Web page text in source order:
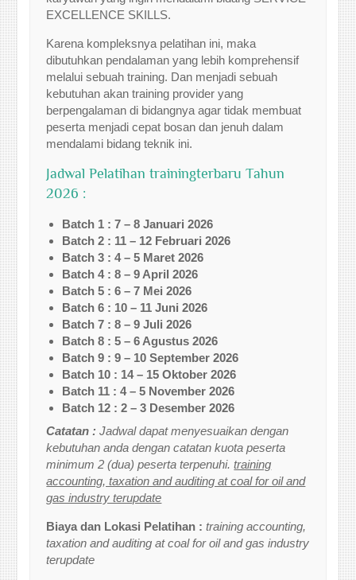
EXCELLENCE SKILLS.
Karena kompleksnya pelatihan ini, maka
dibutuhkan pendalaman yang lebih komprehensif
melalui sebuah training. Dan menjadi sebuah
kebutuhan akan training provider yang
berpengalaman di bidangnya agar tidak membuat
peserta menjadi cepat bosan dan jenuh dalam
mendalami bidang teknik ini.
Jadwal Pelatihan trainingterbaru Tahun
2026 :
Batch 1 : 7 – 8 Januari 2026
Batch 2 : 11 – 12 Februari 2026
Batch 3 : 4 – 5 Maret 2026
Batch 4 : 8 – 9 April 2026
Batch 5 : 6 – 7 Mei 2026
Batch 6 : 10 – 11 Juni 2026
Batch 7 : 8 – 9 Juli 2026
Batch 8 : 5 – 6 Agustus 2026
Batch 9 : 9 – 10 September 2026
Batch 10 : 14 – 15 Oktober 2026
Batch 11 : 4 – 5 November 2026
Batch 12 : 2 – 3 Desember 2026
Catatan :Jadwal dapat menyesuaikan dengan
kebutuhan anda dengan catatan kuota peserta
minimum 2 (dua) peserta terpenuhi.training
accounting, taxation and auditing at coal for oil and
gas industry terupdate
Biaya dan Lokasi Pelatihan :training accounting,
taxation and auditing at coal for oil and gas industry
terupdate